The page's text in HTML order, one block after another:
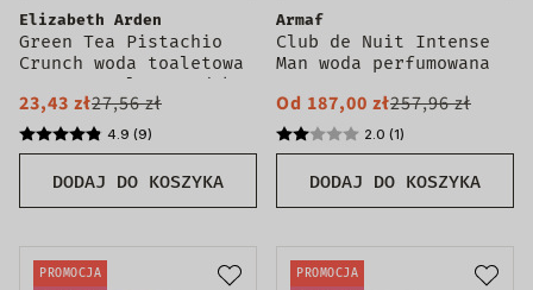
DODAJ DO KOSZYKA
Elizabeth Arden
Green Tea Pistachio
Crunch woda toaletowa
spray 100ml - produkt
bez opakowania
23,43 zł27,56 zł
4.9 (9)
DODAJ DO KOSZYKA
Armaf
Club de Nuit Intense
Man woda perfumowana
Od 187,00 zł257,96 zł
2.0 (1)
PROMOCJA
PROMOCJA